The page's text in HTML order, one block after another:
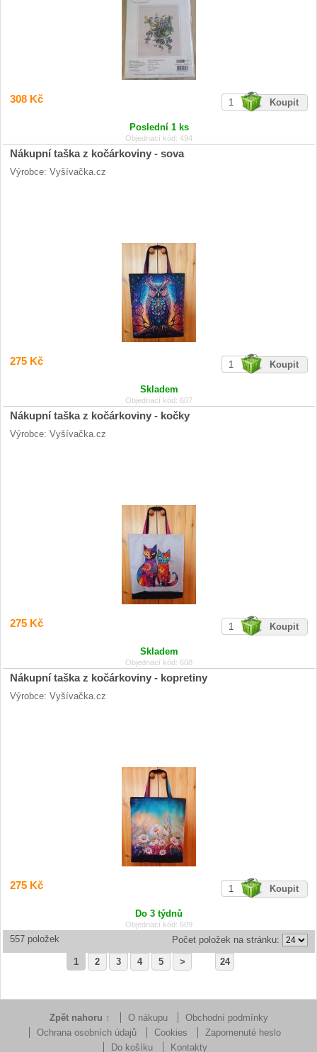
308 Kč
Poslední 1 ks
Objednací kód: 494
Nákupní taška z kočárkoviny - sova
Výrobce: Vyšívačka.cz
275 Kč
Skladem
Objednací kód: 607
Nákupní taška z kočárkoviny - kočky
Výrobce: Vyšívačka.cz
275 Kč
Skladem
Objednací kód: 608
Nákupní taška z kočárkoviny - kopretiny
Výrobce: Vyšívačka.cz
275 Kč
Do 3 týdnů
Objednací kód: 609
557 položek Počet položek na stránku:
1 2 3 4 5 > 24
Zpět nahoru ↑ O nákupu
Obchodní podmínky
Ochrana osobních údajů
Cookies
Zapomenuté heslo
Do košíku
Kontakty